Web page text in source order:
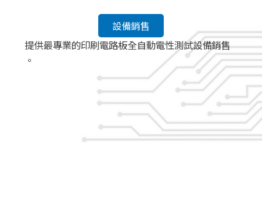
設備銷售
提供最專業的印刷電路板全自動電性測試設備銷售​
。